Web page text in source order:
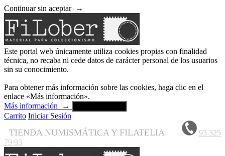
Continuar sin aceptar →
Este portal web únicamente utiliza cookies propias con finalidad
técnica, no recaba ni cede datos de carácter personal de los usuarios
sin su conocimiento.
Para obtener más información sobre las cookies, haga clic en el
enlace «Más información».
Más información
→
Carrito Iniciar Sesión
TIENDA NUMISMÁTICA Y FILATELIA
93 325
79 93